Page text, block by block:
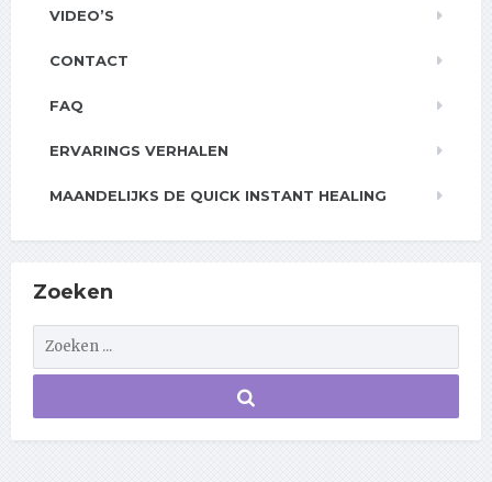
VIDEO’S
CONTACT
FAQ
ERVARINGS VERHALEN
MAANDELIJKS DE QUICK INSTANT HEALING
Zoeken